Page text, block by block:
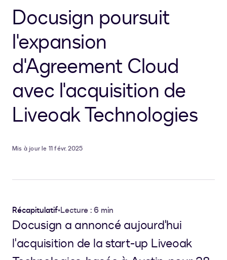
Docusign poursuit
l'expansion
d'Agreement Cloud
avec l'acquisition de
Liveoak Technologies
Mis à jour le 11 févr. 2025
Récapitulatif•Lecture : 6 min
Docusign a annoncé aujourd'hui
l'acquisition de la start-up Liveoak